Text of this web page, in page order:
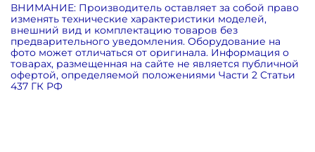
ВНИМАНИЕ: Производитель оставляет за собой право
изменять технические характеристики моделей,
внешний вид и комплектацию товаров без
предварительного уведомления. Оборудование на
фото может отличаться от оригинала. Информация о
товарах, размещенная на сайте не является публичной
офертой, определяемой положениями Части 2 Статьи
437 ГК РФ